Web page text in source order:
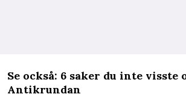
Se också: 6 saker du inte visste
Antikrundan